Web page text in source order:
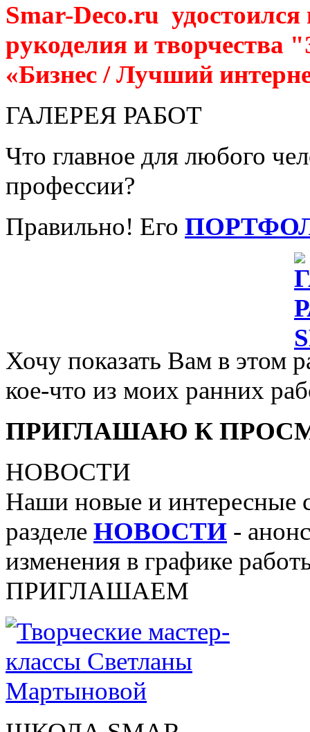
Smar-Deco.ru
рукоделия и творчества
«Бизнес / Лучший
ГАЛЕРЕЯ РАБОТ
Что главное для любого
профессии?
Правильно! Его
Хочу показать Вам в этом
кое-что из моих ранних
ПРИГЛАШАЮ К
НОВОСТИ
Наши новые и интересные
разделе НОВОСТИ -
изменения в графике
ПРИГЛАШАЕМ